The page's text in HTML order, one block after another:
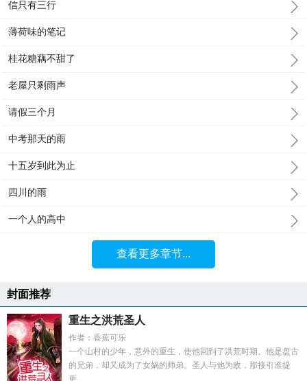
信只有三行
薄荷味的笔记
桂花糖藕不甜了
老屋只剩雨声
请假三个月
中考那天的雨
十五岁到此为止
四川的雨
一个人的高中
查看更多章节...
封面推荐
重生之洪荒圣人
作者：香蕉可乐
一个山村的少年，意外的重生，使他回到了洪荒时期。他是盘古
的兄弟，却又成为了女娲的师弟。圣人与他为敌，那接引准提
更...